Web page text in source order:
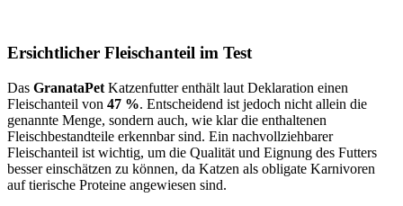
Ersichtlicher Fleischanteil im Test
Das GranataPet Katzenfutter enthält laut Deklaration einen
Fleischanteil von 47 %. Entscheidend ist jedoch nicht allein die
genannte Menge, sondern auch, wie klar die enthaltenen
Fleischbestandteile erkennbar sind. Ein nachvollziehbarer
Fleischanteil ist wichtig, um die Qualität und Eignung des Futters
besser einschätzen zu können, da Katzen als obligate Karnivoren
auf tierische Proteine angewiesen sind.